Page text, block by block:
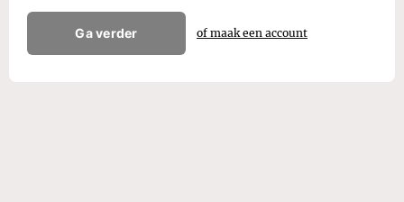
Ga verder of maak een account